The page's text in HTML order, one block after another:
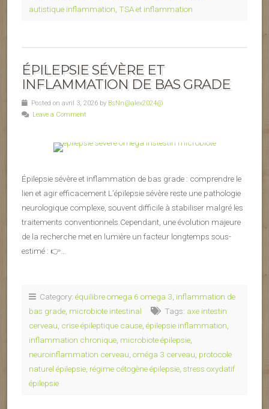
autistique inflammation TSA et inflammation
ÉPILEPSIE SÉVÈRE ET
INFLAMMATION DE BAS GRADE
Posted on avril 3, 2026 by BsNn@alex2024@
Leave a Comment
Épilepsie sévère et inflammation de bas grade : comprendre le
lien et agir efficacement L’épilepsie sévère reste une pathologie
neurologique complexe, souvent difficile à stabiliser malgré les
traitements conventionnels.Cependant, une évolution majeure
de la recherche met en lumière un facteur longtemps sous-
estimé : 👉…
Category: équilibre omega 6 omega 3 inflammation de
bas grade microbiote intestinal Tags: axe intestin
cerveau crise épileptique cause épilepsie inflammation
inflammation chronique microbiote épilepsie
neuroinflammation cerveau oméga 3 cerveau protocole
naturel épilepsie régime cétogène épilepsie stress oxydatif
épilepsie